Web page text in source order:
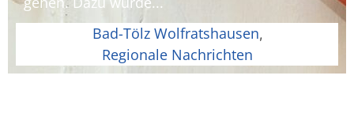
Bad-Tölz Wolfratshausen,
Regionale Nachrichten